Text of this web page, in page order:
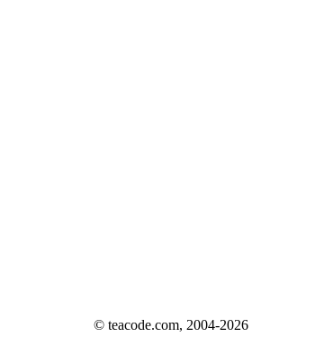
© teacode.com, 2004-2026